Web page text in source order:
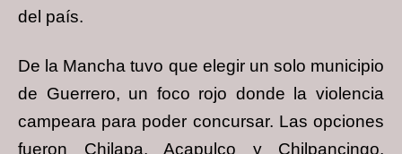
del país.
De la Mancha tuvo que elegir un solo municipio
de Guerrero, un foco rojo donde la violencia
campeara para poder concursar. Las opciones
fueron Chilapa, Acapulco y Chilpancingo,